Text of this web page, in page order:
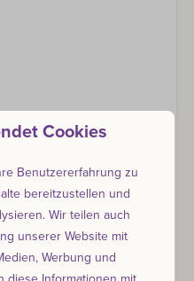
Handtücher mit
Cookies
Benutzererfahrung zu
bereitzustellen und
Wir teilen auch
unserer Website mit
Werbung und